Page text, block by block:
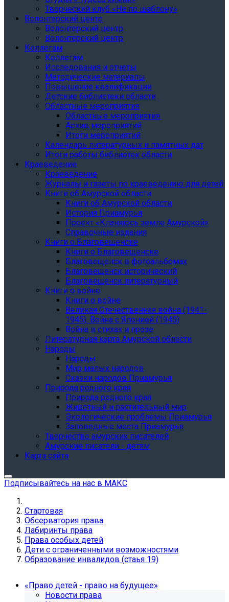
Творческий клуб «Не по шаблону»
Волонтерский центр
Волонтерский центр
Волонтерский центр
Коллегам
Коллегам
Исследования и отчеты
Методические материалы
Повышение квалификации
Детские библиотеки области
Областные мероприятия
Областные мероприятия
Архив мероприятий
Итоги мероприятий
Календарь литературных и памятных дат
Итоги работы библиотек области
Краеведение
Краеведение
Журналы и газеты по краеведению для детей
Книги об Амурской области
Книги об Амурской области
История Приамурья
Проект «Кланяюсь земле Амурской»
Справочные издания
Книги о Благовещенске
Книги о Благовещенске
Благовещенск в фотоальбомах
Благовещенск исторический
Благовещенск литературный
Книги о войне
Книги о войне
Великая Отечественная война (1941-
1945). Война с Японией (1945)
Война в стихах и прозе
Литературная карта Амурской области
Народы
Народы
Мир малых народов
Сказки народов Приамурья
Природа родного края
Природа родного края
Животный и растительный мир
Экологические проблемы Приамурья
Заповедные места Приамурья
Творчество амурских писателей
Амурские писатели - детям
Карта сайта
Подписывайтесь на нас в МАКС
Стартовая
Обсерватория права
Лабиринты права
Права особых детей
Дети с ограниченными возможностями
Образование инвалидов (стаья 19)
«Право детей - право на будущее»
Новости права